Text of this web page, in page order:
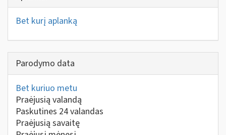
Bet kurį aplanką
Parodymo data
Bet kuriuo metu
Praėjusią valandą
Paskutines 24 valandas
Praėjusią savaitę